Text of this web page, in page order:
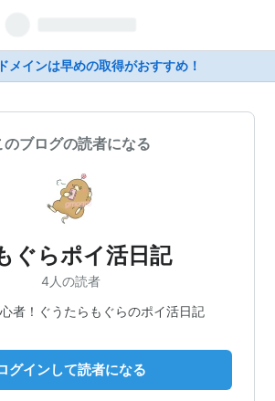
メインは早めの取得がおすすめ！
のブログの読者になる
ぐらポイ活日記
4人の読者
者！ぐうたらもぐらのポイ活日記
グインして読者になる